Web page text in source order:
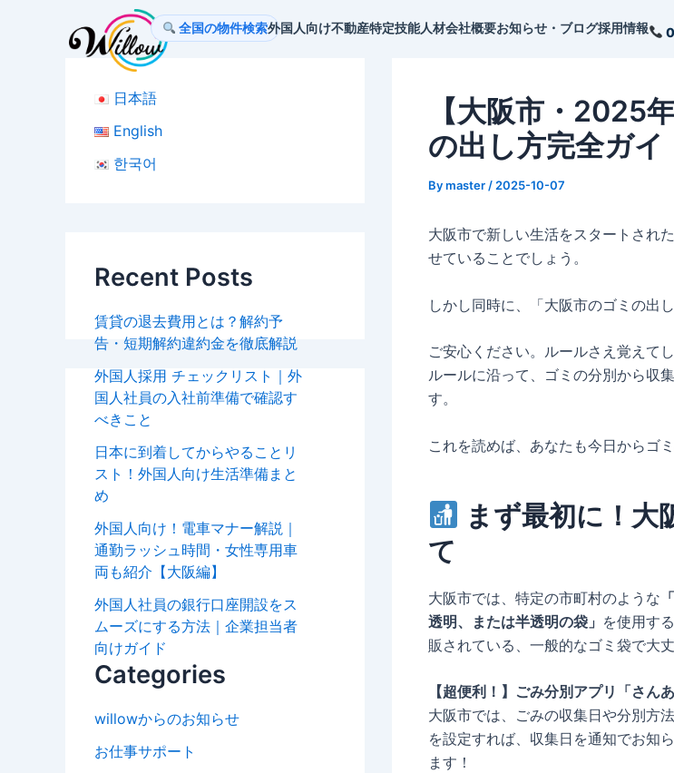
全国の物件検索外国人向け不動産特定技能人材会社概要お知らせ・ブログ採用情報
日本語
English
한국어
Recent Posts
賃貸の退去費用とは？解約予
告・短期解約違約金を徹底解説
外国人採用 チェックリスト｜外
国人社員の入社前準備で確認す
べきこと
日本に到着してからやることリ
スト！外国人向け生活準備まと
め
外国人向け！電車マナー解説｜
通勤ラッシュ時間・女性専用車
両も紹介【大阪編】
外国人社員の銀行口座開設をス
ムーズにする方法｜企業担当者
向けガイド
Categories
willowからのお知らせ
お仕事サポート
【大阪市・2025
の出し方完全ガ
Bymaster / 2025-10-07
大阪市で新しい生活をスタートされ
せていることでしょう。
しかし同時に、「大阪市のゴミの出
ご安心ください。ルールさえ覚えて
ルールに沿って、ゴミの分別から収
す。
これを読めば、あなたも今日からゴ
まず最初に！大
て
大阪市では、特定の市町村のような
透明、または半透明の袋」 を使用す
販されている、一般的なゴミ袋で大丈
【超便利！】ごみ分別アプリ「さんあ
大阪市では、ごみの収集日や分別方
を設定すれば、収集日を通知でお知
ます！
navigation